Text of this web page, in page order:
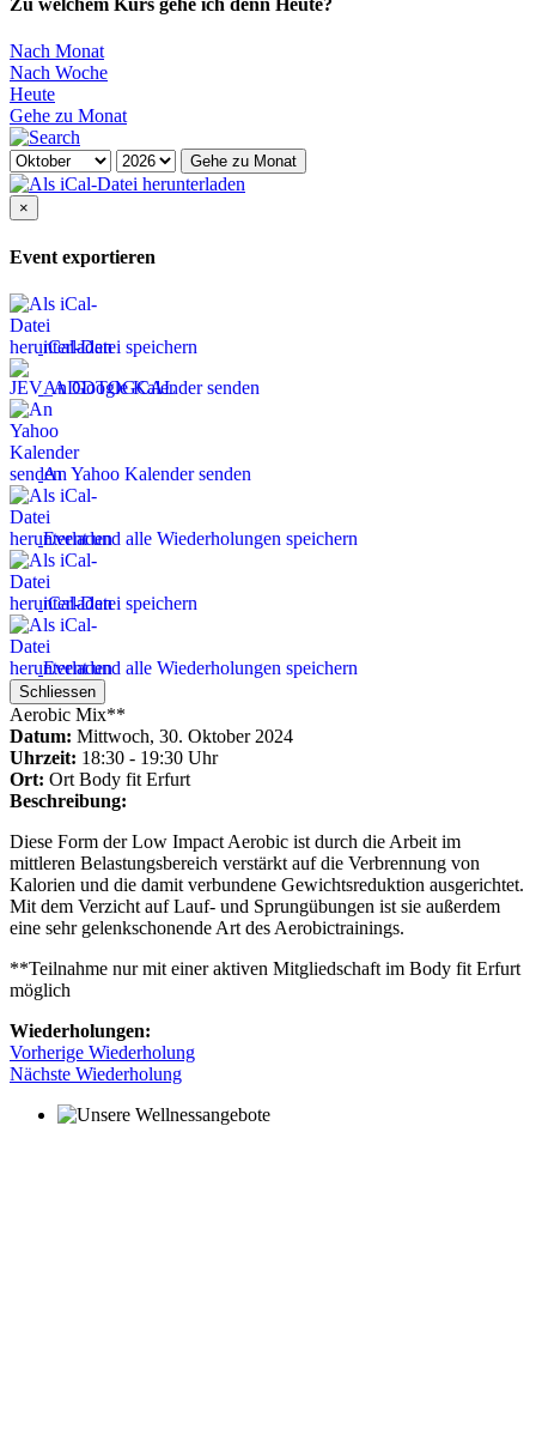
Zu welchem Kurs gehe ich denn Heute?
Nach Monat
Nach Woche
Heute
Gehe zu Monat
Gehe zu Monat
×
Event exportieren
iCal-Datei speichern
An Google Kalender senden
An Yahoo Kalender senden
Event und alle Wiederholungen speichern
iCal-Datei speichern
Event und alle Wiederholungen speichern
Schliessen
Aerobic Mix**
Datum: Mittwoch, 30. Oktober 2024
Uhrzeit: 18:30 - 19:30 Uhr
Ort: Ort Body fit Erfurt
Beschreibung:
Diese Form der Low Impact Aerobic ist durch die Arbeit im
mittleren Belastungsbereich verstärkt auf die Verbrennung von
Kalorien und die damit verbundene Gewichtsreduktion ausgerichtet.
Mit dem Verzicht auf Lauf- und Sprungübungen ist sie außerdem
eine sehr gelenkschonende Art des Aerobictrainings.
**Teilnahme nur mit einer aktiven Mitgliedschaft im Body fit Erfurt
möglich
Wiederholungen:
Vorherige Wiederholung
Nächste Wiederholung